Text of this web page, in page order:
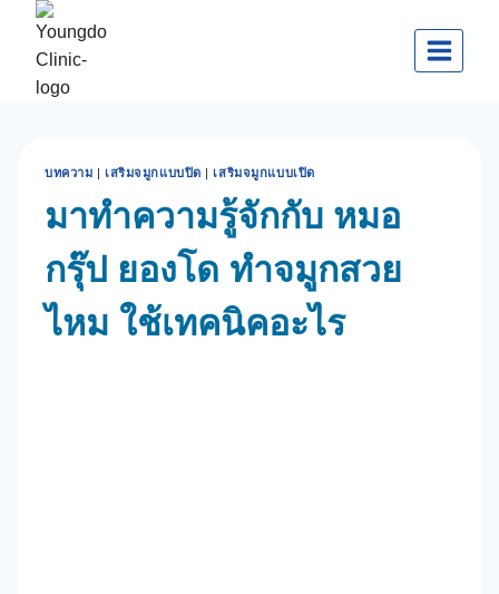
content
บทความ | เสริมจมูกแบบปิด | เสริมจมูกแบบเปิด
มาทำความรู้จักกับ หมอ
กรุ๊ป ยองโด ทำจมูกสวย
ไหม ใช้เทคนิคอะไร